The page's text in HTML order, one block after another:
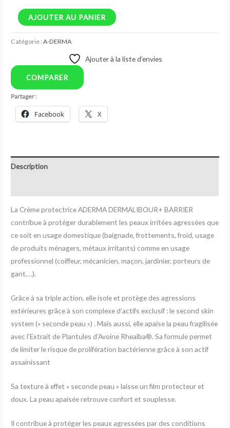
AJOUTER AU PANIER
Catégorie :A-DERMA
Ajouter à la liste d’envies
COMPARER
Partager :
Facebook X
Description
La Crème protectrice ADERMA DERMALIBOUR+ BARRIER
contribue à protéger durablement les peaux irritées agressées que
ce soit en usage domestique (baignade, frottements, froid, usage
de produits ménagers, métaux irritants) comme en usage
professionnel (coiffeur, mécanicien, maçon, jardinier, porteurs de
gant,…).
Grâce à sa triple action, elle isole et protège des agressions
extérieures grâce à son complexe d’actifs exclusif : le second skin
system (« seconde peau ») . Mais aussi, elle apaise la peau fragilisée
avec l’Extrait de Plantules d’Avoine Rhealba®. Sa formule permet
de limiter le risque de prolifération bactérienne grâce à son actif
assainissant
Sa texture à effet « seconde peau » laisse un film protecteur et
doux. La peau apaisée retrouve confort et souplesse.
Il contribue à protéger les peaux agressées par des conditions